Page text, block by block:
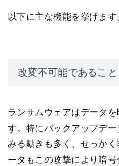
以下に主な機能を挙げます
改変不可能であること
ランサムウェアはデータ
す。特にバックアップデ
みる動きも多く、せっか
ータもこの攻撃により暗